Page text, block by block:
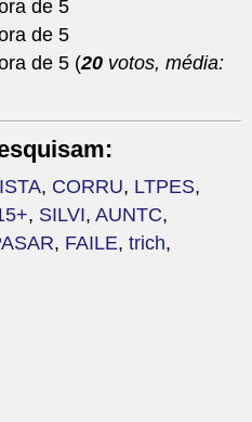
(20 votos, média:
, CORRU, LTPES,
, SILVI, AUNTC,
, FAILE, trich,